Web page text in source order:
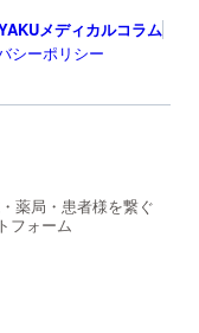
メディカルコラム
シーポリシー
薬局・患者様を繋ぐ
フォーム